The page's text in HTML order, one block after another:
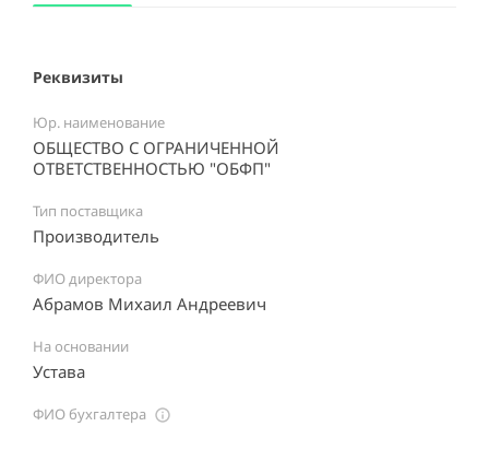
Реквизиты
Юр. наименование
ОБЩЕСТВО С ОГРАНИЧЕННОЙ
ОТВЕТСТВЕННОСТЬЮ "ОБФП"
Тип поставщика
Производитель
ФИО директора
Абрамов Михаил Андреевич
На основании
Устава
ФИО бухгалтера